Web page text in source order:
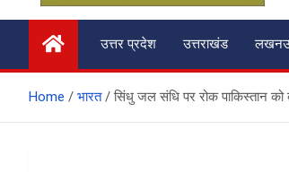
सच की आवाज
उत्तर प्रदेश उत्तराखंड
Home भारत सिंधु जल संधि पर रोक पाकिस्तान